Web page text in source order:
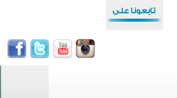
لمسابقة حفظ وتلاوة القرآن الكريم في أزناكاييف